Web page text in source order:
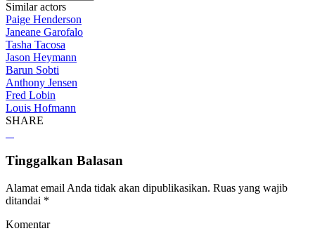
Similar actors
Paige Henderson
Janeane Garofalo
Tasha Tacosa
Jason Heymann
Barun Sobti
Anthony Jensen
Fred Lobin
Louis Hofmann
SHARE
Tinggalkan Balasan
Alamat email Anda tidak akan dipublikasikan. Ruas yang wajib
ditandai *
Komentar